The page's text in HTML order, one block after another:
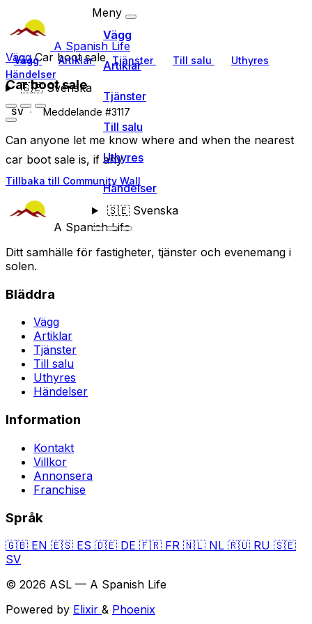
A Spanish Life
Vägg Artiklar Tjänster Till salu
Uthyres
Händelser
🇸🇪Svenska
Meny
Vägg
Artiklar
Tjänster
Till salu
Uthyres
Händelser
🇸🇪Svenska
VäggCar boot sale
Car boot sale
SV Meddelande #3117
Can anyone let me know where and when the nearest
car boot sale is, if any
Tillbaka till Community Wall
A Spanish Life
Ditt samhälle för fastigheter, tjänster och evenemang i
solen.
Bläddra
Vägg
Artiklar
Tjänster
Till salu
Uthyres
Händelser
Information
Kontakt
Villkor
Annonsera
Franchise
Språk
🇬🇧 EN 🇪🇸 ES 🇩🇪 DE 🇫🇷 FR 🇳🇱 NL 🇷🇺 RU 🇸🇪
SV
© 2026 ASL — A Spanish Life
Powered by Elixir & Phoenix